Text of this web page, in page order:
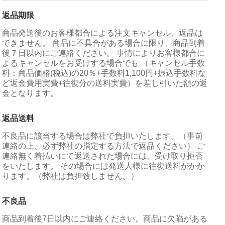
返品期限
商品発送後のお客様都合による注文キャンセル、返品は
できません。 商品に不具合がある場合に限り、商品到着
後７日以内にご連絡ください。 事情によりお客様都合に
よるキャンセルをお受けする場合でも （キャンセル手数
料：商品価格(税込)の20％+手数料1,100円+振込手数料な
ど返金費用実費+往復分の送料実費）を差し引いた額の返
金となります。
返品送料
不良品に該当する場合は弊社で負担いたします。（事前
連絡の上、必ず弊社の指定する方法で返品ください） ご
連絡無く着払いにて返送された場合には、受け取り拒否
をいたします。 その場合には発送人様に往復送料がかか
ります。（弊社は負担致しません。）
不良品
商品到着後7日以内にご連絡ください。商品に欠陥がある